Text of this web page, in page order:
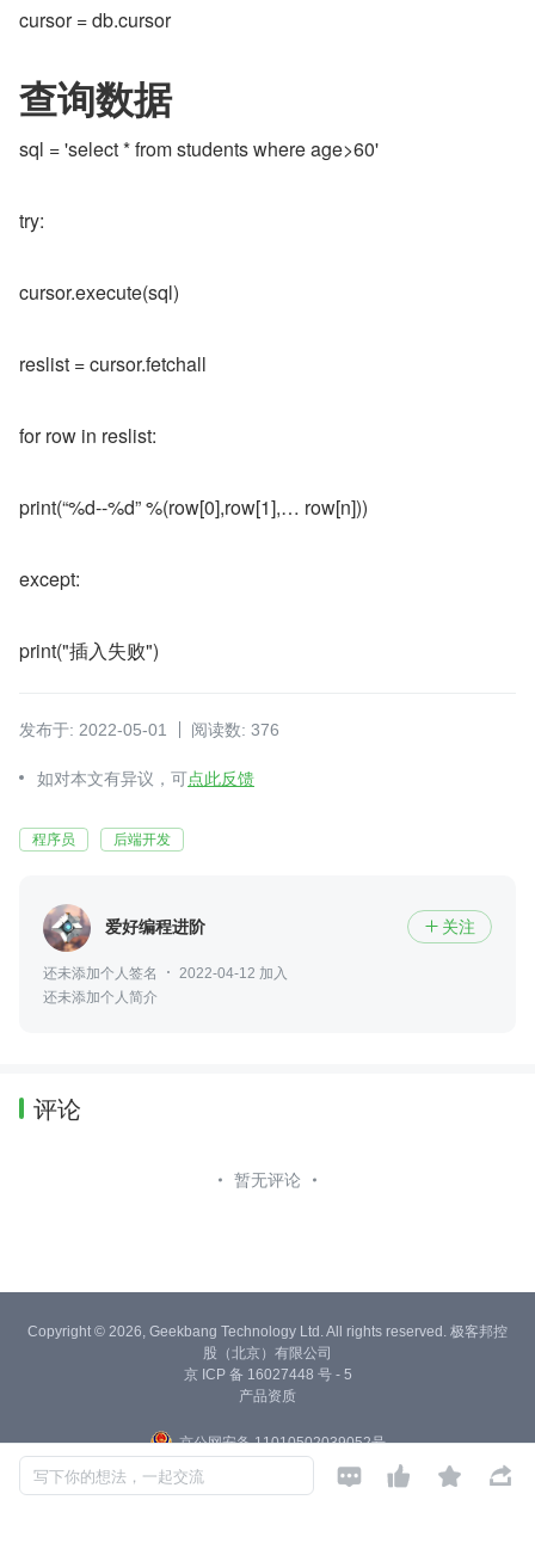
cursor = db.cursor
查询数据
sql = 'select * from students where age>60'
try:
cursor.execute(sql)
reslist = cursor.fetchall
for row in reslist:
print(“%d--%d” %(row[0],row[1],… row[n]))
except:
print("插入失败")
发布于: 2022-05-01 阅读数: 376
如对本文有异议，可点此反馈
程序员 后端开发
爱好编程进阶  关注
还未添加个人签名
2022-04-12 加入
还未添加个人简介
评论
暂无评论
写下你的想法，一起交流    
Copyright © 2026, Geekbang Technology Ltd. All rights reserved. 极客邦控
股（北京）有限公司
京 ICP 备 16027448 号 - 5
产品资质
京公网安备 11010502039052号